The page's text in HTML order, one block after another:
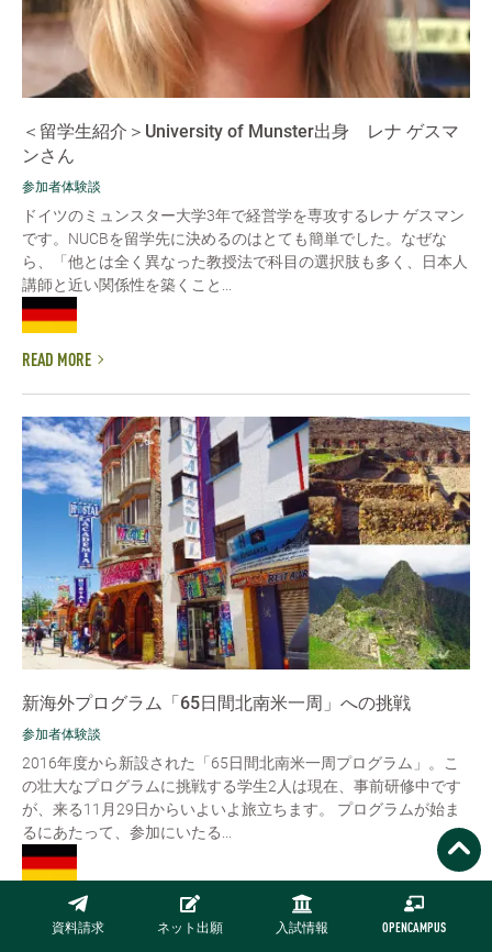
資料請求 ネット出願 入試情報 OPENCAMPUS
＜留学生紹介＞University of Munster出身 レナ ゲスマ
ンさん
参加者体験談
ドイツのミュンスター大学3年で経営学を専攻するレナ ゲスマン
です。NUCBを留学先に決めるのはとても簡単でした。なぜな
ら、「他とは全く異なった教授法で科目の選択肢も多く、日本人
講師と近い関係性を築くこと...
READ MORE
新海外プログラム「65日間北南米一周」への挑戦
参加者体験談
2016年度から新設された「65日間北南米一周プログラム」。こ
の壮大なプログラムに挑戦する学生2人は現在、事前研修中です
が、来る11月29日からいよいよ旅立ちます。 プログラムが始ま
るにあたって、参加にいたる...
READ MORE